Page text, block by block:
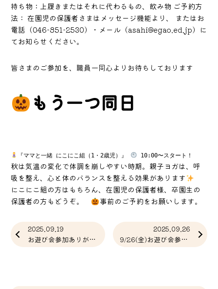
持ち物：上履きまたはそれに代わるもの、飲み物 ご予約方
法： 在園児の保護者さまはメッセージ機能より、 またはお
電話（046-851-2530）・メール（asahi@egao.ed.jp）に
てお知らせください。
皆さまのご参加を、職員一同心よりお待ちしております
もう一つ同日
『ママと一緒 にこにこ組（1・2歳児）』 10:00〜スタート！
秋は気温の変化で体調を崩しやすい時期。親子ヨガは、呼
吸を整え、心と体のバランスを整える効果があります
にこにこ組の方はもちろん、在園児の保護者様、卒園生の
保護者の方もどうぞ。
事前のご予約をお願いします。
2025.09.19
お遊び会参加ありがとうございました
2025.09.26
9/26(金)お遊び会参加ありがとう